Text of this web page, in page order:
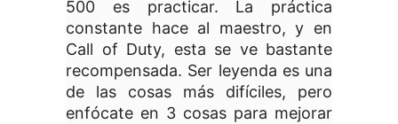
500 es practicar. La práctica
constante hace al maestro, y en
Call of Duty, esta se ve bastante
recompensada. Ser leyenda es una
de las cosas más difíciles, pero
enfócate en 3 cosas para mejorar